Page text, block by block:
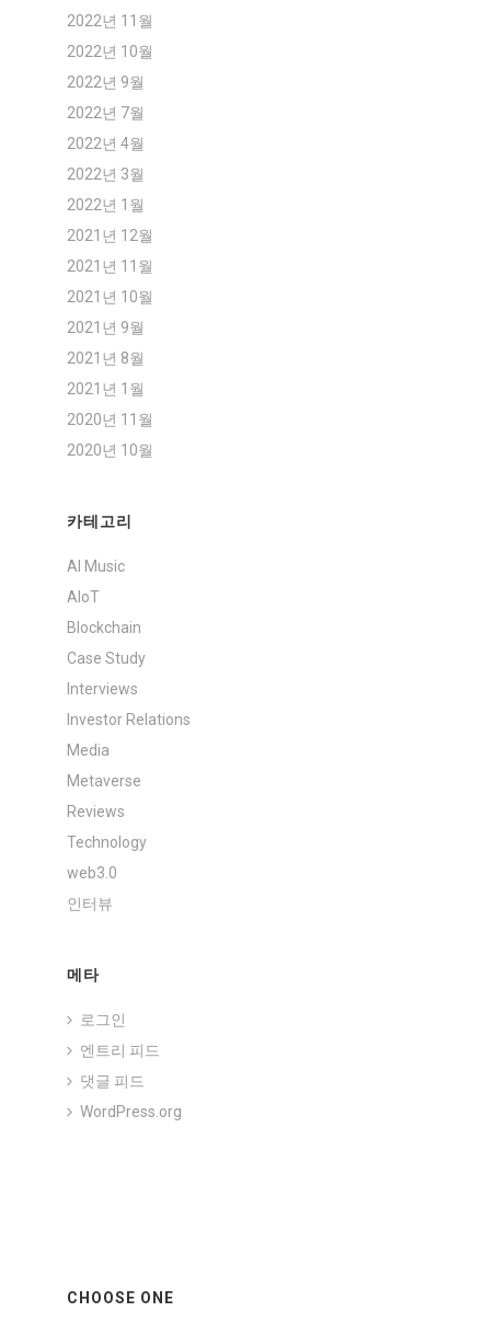
2022년 11월
2022년 10월
2022년 9월
2022년 7월
2022년 4월
2022년 3월
2022년 1월
2021년 12월
2021년 11월
2021년 10월
2021년 9월
2021년 8월
2021년 1월
2020년 11월
2020년 10월
카테고리
AI Music
AIoT
Blockchain
Case Study
Interviews
Investor Relations
Media
Metaverse
Reviews
Technology
web3.0
인터뷰
메타
로그인
엔트리 피드
댓글 피드
WordPress.org
CHOOSE ONE